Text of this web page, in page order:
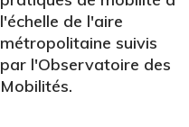
l'échelle de l'aire
métropolitaine suivis
par l'Observatoire des
Mobilités.